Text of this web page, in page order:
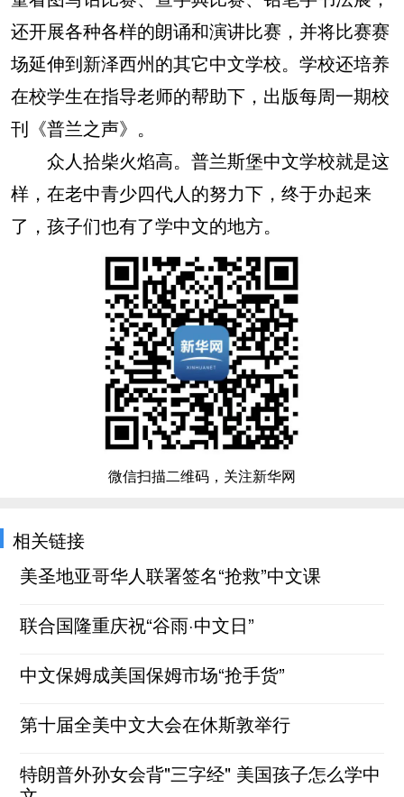
还开展各种各样的朗诵和演讲比赛，并将比赛赛
场延伸到新泽西州的其它中文学校。学校还培养
在校学生在指导老师的帮助下，出版每周一期校
刊《普兰之声》。
众人拾柴火焰高。普兰斯堡中文学校就是这
样，在老中青少四代人的努力下，终于办起来
了，孩子们也有了学中文的地方。
微信扫描二维码，关注新华网
相关链接
美圣地亚哥华人联署签名“抢救”中文课
联合国隆重庆祝“谷雨·中文日”
中文保姆成美国保姆市场“抢手货”
第十届全美中文大会在休斯敦举行
特朗普外孙女会背"三字经" 美国孩子怎么学中